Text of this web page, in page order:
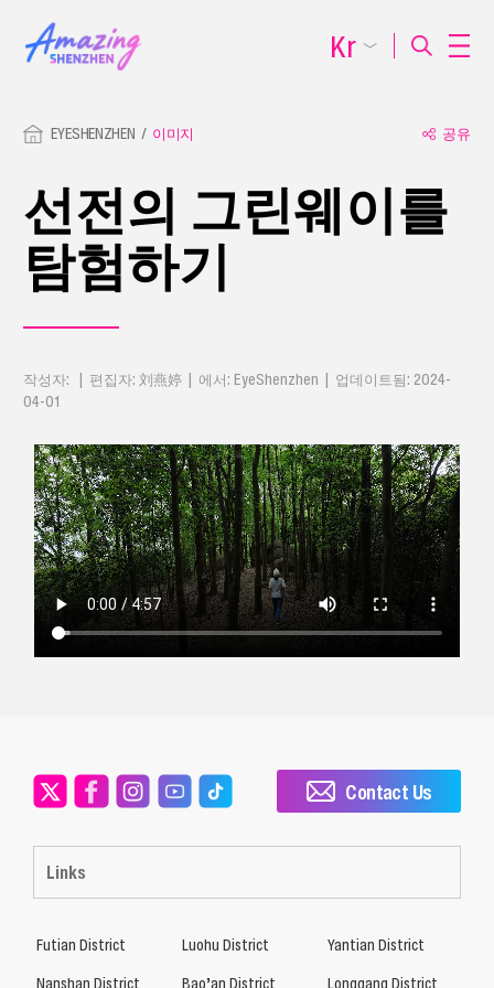
EYESHENZHEN 이미지 공유
선전의 그린웨이를
탐험하기
작성자: | 편집자: 刘燕婷 | 에서: EyeShenzhen | 업데이트됨: 2024-
04-01
Kr
Links
Contact Us
Futian District Luohu District
Yantian District